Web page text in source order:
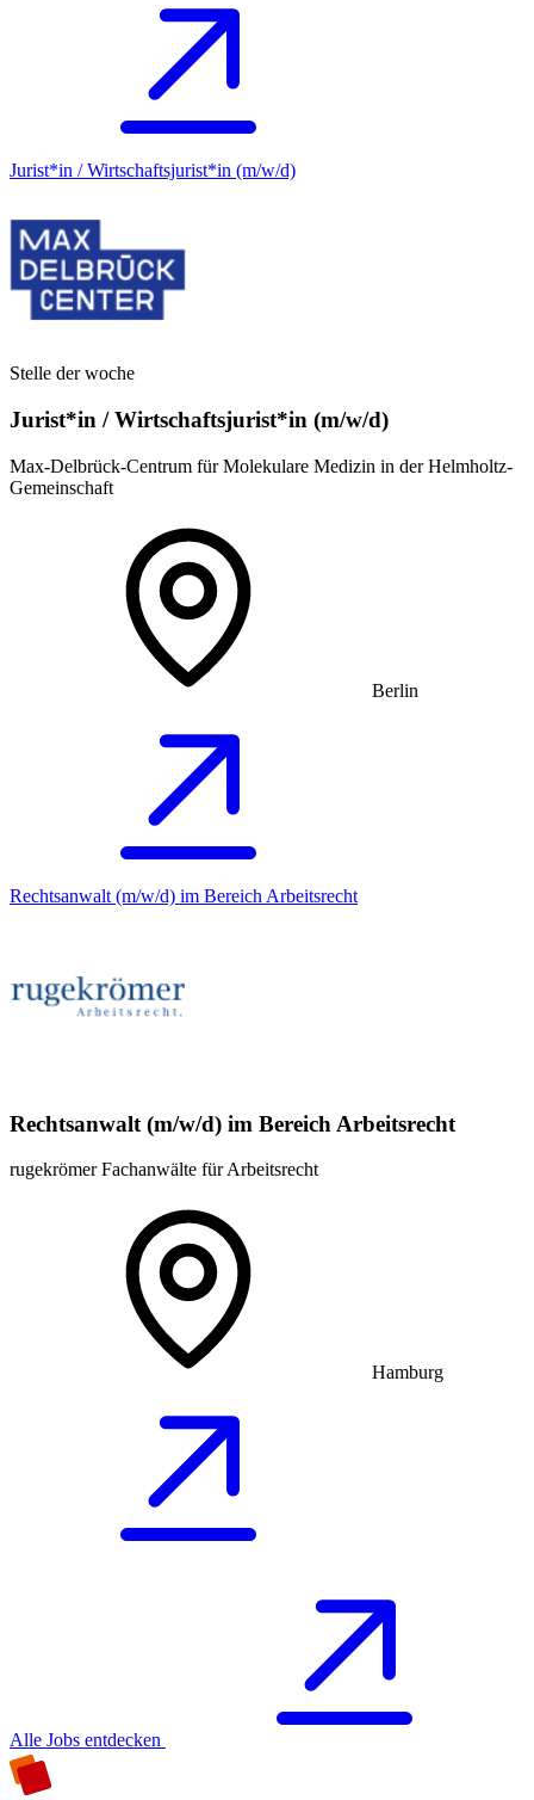
Jurist*in / Wirtschafts­jurist*in (m/w/d)
Stelle der woche
Jurist*in / Wirtschafts­jurist*in (m/w/d)
Max-Delbrück-Centrum für Molekulare Medizin in der Helmholtz-
Gemeinschaft
Berlin
Rechtsanwalt (m/w/d) im Bereich Arbeitsrecht
Rechtsanwalt (m/w/d) im Bereich Arbeitsrecht
rugekrömer Fachanwälte für Arbeitsrecht
Hamburg
Alle Jobs entdecken